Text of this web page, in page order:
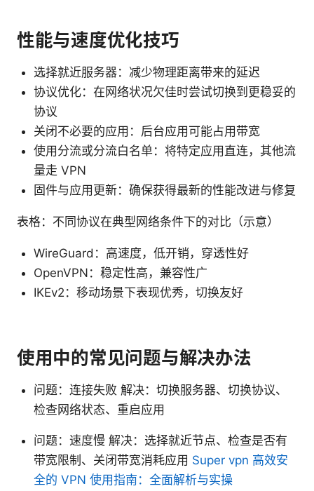
性能与速度优化技巧
选择就近服务器：减少物理距离带来的延迟
协议优化：在网络状况欠佳时尝试切换到更稳妥的
协议
关闭不必要的应用：后台应用可能占用带宽
使用分流或分流白名单：将特定应用直连，其他流
量走 VPN
固件与应用更新：确保获得最新的性能改进与修复
表格：不同协议在典型网络条件下的对比（示意）
WireGuard：高速度，低开销，穿透性好
OpenVPN：稳定性高，兼容性广
IKEv2：移动场景下表现优秀，切换友好
使用中的常见问题与解决办法
问题：连接失败 解决：切换服务器、切换协议、
检查网络状态、重启应用
问题：速度慢 解决：选择就近节点、检查是否有
带宽限制、关闭带宽消耗应用 Super vpn 高效安
全的 VPN 使用指南：全面解析与实操